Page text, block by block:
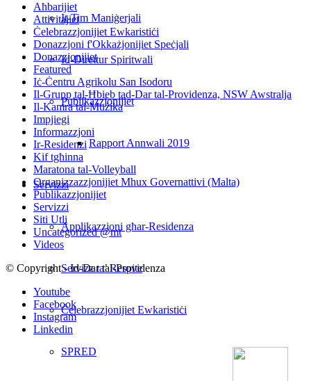
It-Tim Maniġerjali
Id-Direttur Spiritwali
Publikazzjonijiet
Rapport Annwali 2019
Servizzi
Applikazzjoni għar-Residenza
Servizz ta’ Respite
Ċelebrazzjonijiet Ewkaristiċi
SPRED
Aħbarijiet
Attivitajiet
Ċelebrazzjonijiet Ewkaristiċi
Donazzjoni f'Okkażjonijiet Speċjali
Donazzjonijiet
Featured
Iċ-Ċentru Agrikolu San Isodoru
Il-Grupp tal-Ħbieb tad-Dar tal-Providenza, NSW Awstralja
Il-Kamra tal-Mużika
Impjiegi
Informazzjoni
Ir-Residenzi
Kif tgħinna
Maratona tal-Volleyball
Organizzazzjonijiet Mhux Governattivi (Malta)
Publikazzjonijiet
Servizzi
Siti Utli
Uncategorized @mt
Videos
© Copyright - Id-Dar tal-Providenza
Youtube
Facebook
Instagram
Linkedin